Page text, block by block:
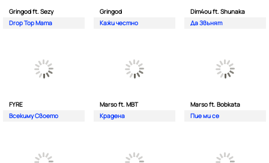
Gringod ft. Sezy
Drop Top Mama
Gringod
Кажи честно
Dim4ou ft. Shunaka
Да Звънят
FYRE
Всекиму Своето
Marso ft. MBT
Крадена
Marso ft. Bobkata
Пие ми се